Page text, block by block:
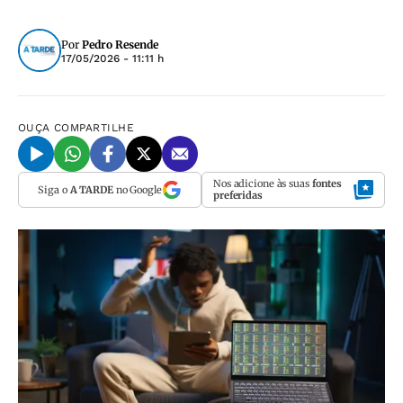
Por Pedro Resende
17/05/2026 - 11:11 h
OUÇA COMPARTILHE
Siga o A TARDEno Google Nos adicione às suas fontes
preferidas